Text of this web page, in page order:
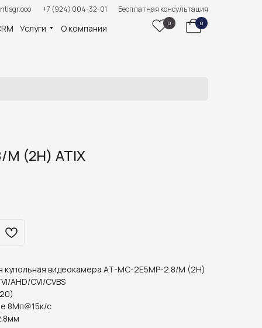
Бесплатная консультация
+7 (924) 004-32-01
0
0
Услуги О компании
M (2H) ATIX
видеокамера AT-MC-2E5MP-2.8/M (2H)
AHD/CVI/CVBS
8Mп@15к/с